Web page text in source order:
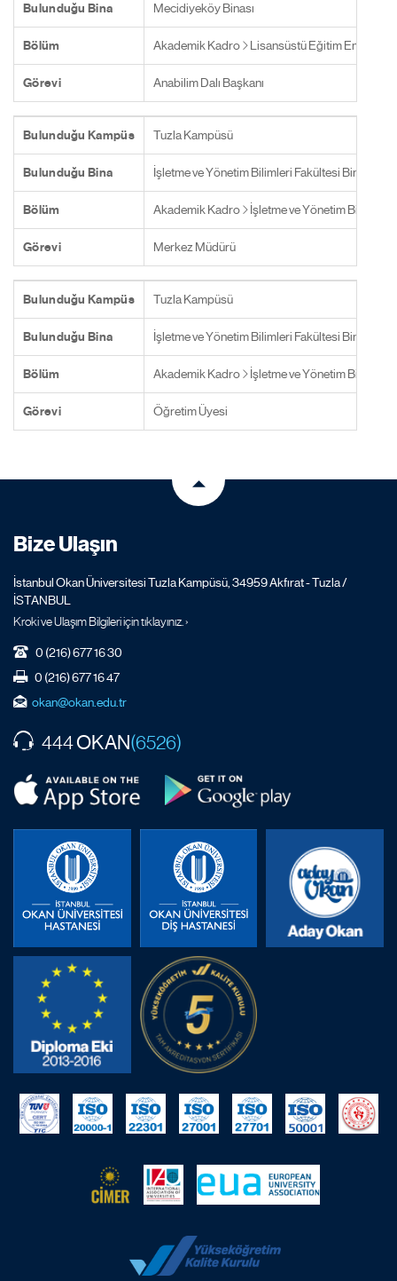
Bulunduğu Bina Mecidiyeköy Binası
Bölüm Akademik Kadro Lisansüstü Eğitim Enstitüsü
Görevi Anabilim Dalı Başkanı
Bulunduğu Kampüs Tuzla Kampüsü
Bulunduğu Bina İşletme ve Yönetim Bilimleri Fakültesi Binası
Bölüm Akademik Kadro İşletme ve Yönetim Bilimleri
Görevi Merkez Müdürü
Bulunduğu Kampüs Tuzla Kampüsü
Bulunduğu Bina İşletme ve Yönetim Bilimleri Fakültesi Binası
Bölüm Akademik Kadro İşletme ve Yönetim Bilimleri
Görevi Öğretim Üyesi
Bize Ulaşın
İstanbul Okan Üniversitesi Tuzla Kampüsü, 34959 Akfırat - Tuzla /
İSTANBUL
Kroki ve Ulaşım Bilgileri için tıklayınız. ›
0 (216) 677 16 30
0 (216) 677 16 47
okan@okan.edu.tr
444OKAN(6526)